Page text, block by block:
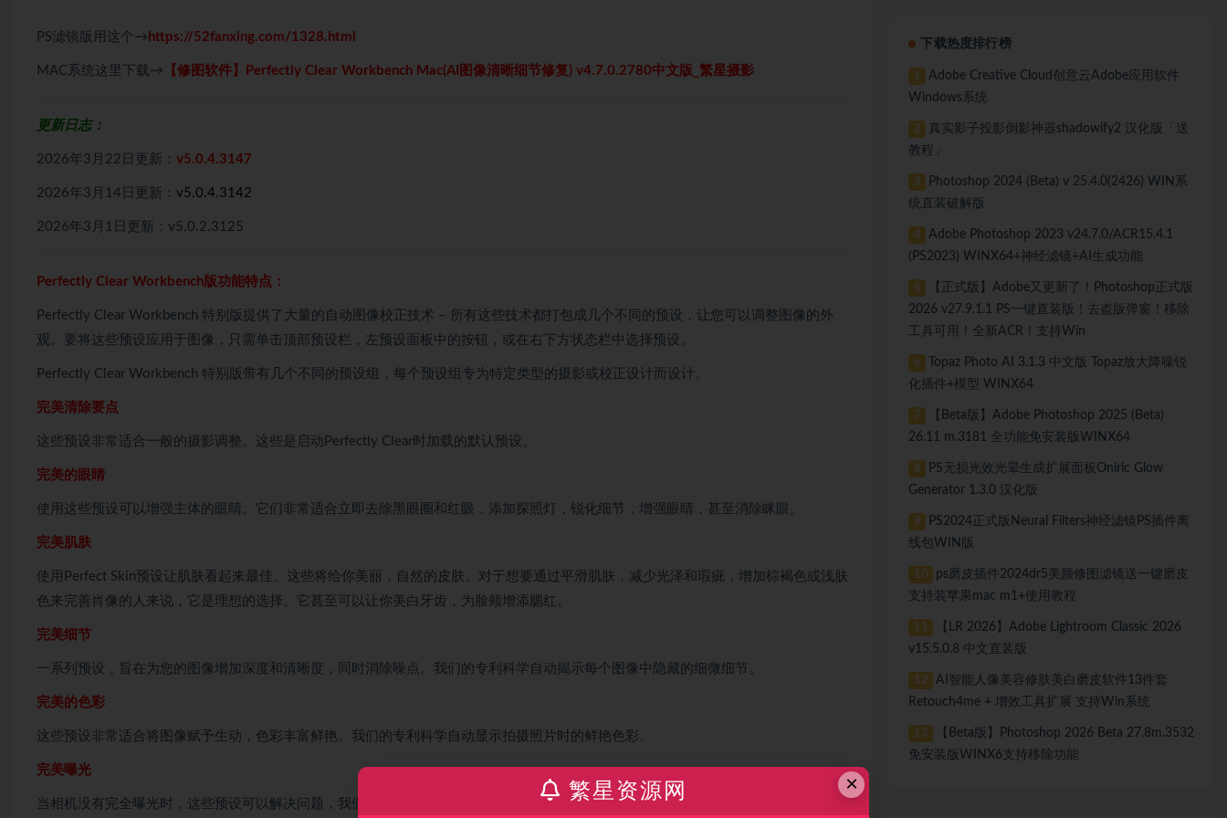
PS滤镜版用这个→ https://52fanxing.com/1328.html
MAC系统这里下载→ 【修图软件】Perfectly Clear Workbench Mac(AI图像清晰细节修复) v4.7.0.2780中文版_繁星摄影
更新日志：
2026年3月22日更新： v5.0.4.3147
2026年3月14日更新： v5.0.4.3142
2026年3月1日更新：v5.0.2.3125
Perfectly Clear Workbench版功能特点：
Perfectly Clear Workbench 特别版提供了大量的自动图像校正技术 – 所有这些技术都打包成几个不同的预设，让您可以调整图像的外
观。要将这些预设应用于图像，只需单击顶部预设栏，左预设面板中的按钮，或在右下方状态栏中选择预设。
Perfectly Clear Workbench 特别版带有几个不同的预设组，每个预设组专为特定类型的摄影或校正设计而设计。
完美清除要点
这些预设非常适合一般的摄影调整。这些是启动Perfectly Clear时加载的默认预设。
完美的眼睛
使用这些预设可以增强主体的眼睛。它们非常适合立即去除黑眼圈和红眼，添加探照灯，锐化细节，增强眼睛，甚至消除眯眼。
完美肌肤
使用Perfect Skin预设让肌肤看起来最佳。这些将给你美丽，自然的皮肤。对于想要通过平滑肌肤，减少光泽和瑕疵，增加棕褐色或浅肤
色来完善肖像的人来说，它是理想的选择。它甚至可以让你美白牙齿，为脸颊增添腮红。
完美细节
一系列预设，旨在为您的图像增加深度和清晰度，同时消除噪点。我们的专利科学自动揭示每个图像中隐藏的细微细节。
完美的色彩
这些预设非常适合将图像赋予生动，色彩丰富鲜艳。我们的专利科学自动显示拍摄照片时的鲜艳色彩。
完美曝光
当相机没有完全曝光时，这些预设可以解决问题，我们的专利科学通过快速修复暗照片，为图像添加光线以及消除不必要的噪音，自动
下载热度排行榜
1
Adobe Creative Cloud创意云Adobe应用软件
Windows系统
2
真实影子投影倒影神器shadowify2 汉化版「送
教程」
3
Photoshop 2024 (Beta) v 25.4.0(2426) WIN系
统直装破解版
4
Adobe Photoshop 2023 v24.7.0/ACR15.4.1
(PS2023) WINX64+神经滤镜+AI生成功能
5
【正式版】Adobe又更新了！Photoshop正式版
2026 v27.9.1.1 PS一键直装版！去盗版弹窗！移除
工具可用！全新ACR！支持Win
6
Topaz Photo AI 3.1.3 中文版 Topaz放大降噪锐
化插件+模型 WINX64
7
【Beta版】Adobe Photoshop 2025 (Beta)
26.11 m.3181 全功能免安装版WINX64
8
PS无损光效光晕生成扩展面板Oniric Glow
Generator 1.3.0 汉化版
9
PS2024正式版Neural Filters神经滤镜PS插件离
线包WIN版
10
ps磨皮插件2024dr5美颜修图滤镜送一键磨皮
支持装苹果mac m1+使用教程
11
【LR 2026】Adobe Lightroom Classic 2026
v15.5.0.8 中文直装版
12
AI智能人像美容修肤美白磨皮软件13件套
Retouch4me + 增效工具扩展 支持Win系统
13
【Beta版】Photoshop 2026 Beta 27.8m.3532
免安装版WINX6支持移除功能
×
繁星资源网